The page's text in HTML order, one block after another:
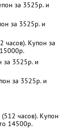
за 3525р. и
за 3525р. и
часов). Купон за
за 3525р. и
за 3525р. и
(512 часов). Купон
14500р.